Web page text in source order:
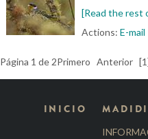
[Read the rest
Actions: E-mail
Página 1 de 2Primero Anterior
INICIO MADIDI